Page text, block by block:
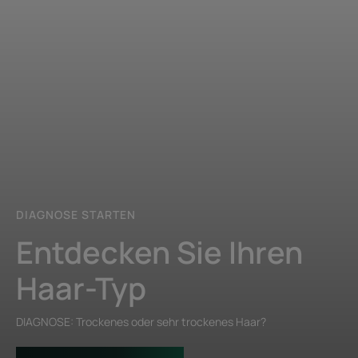
DIAGNOSE STARTEN
Entdecken Sie Ihren
Haar-Typ
DIAGNOSE: Trockenes oder sehr trockenes Haar?